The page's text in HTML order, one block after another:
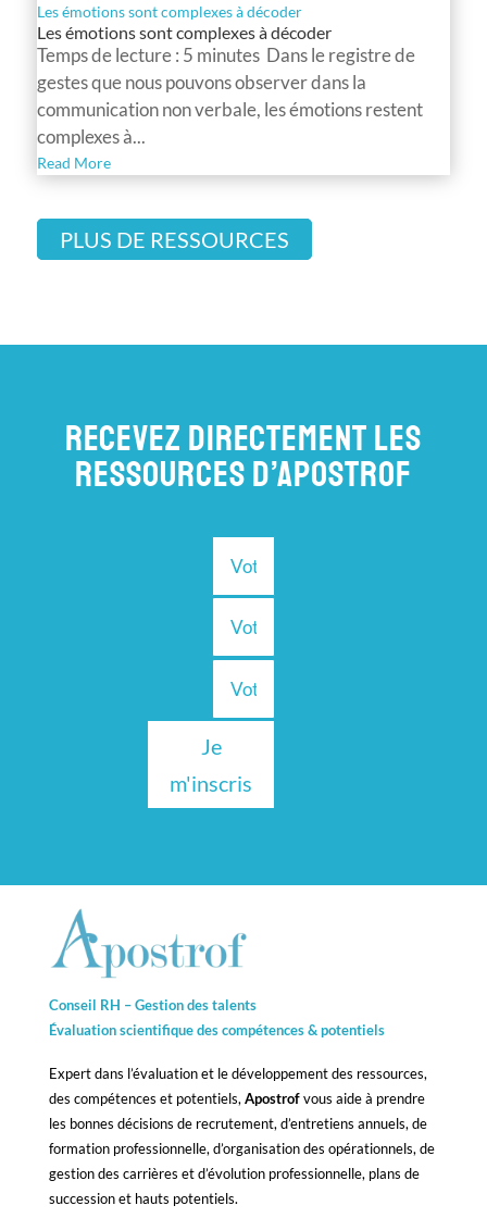
Les émotions sont complexes à décoder
Les émotions sont complexes à décoder
Temps de lecture : 5 minutes Dans le registre de
gestes que nous pouvons observer dans la
communication non verbale, les émotions restent
complexes à...
Read More
PLUS DE RESSOURCES
RECEVEZ DIRECTEMENT LES
RESSOURCES D’APOSTROF
Je
m'inscris
Conseil RH – Gestion des talents
Évaluation scientifique des compétences &potentiels
Expert dans l’évaluation et le développement des ressources,
des compétences et potentiels, Apostrofvous aide à prendre
les bonnes décisions de recrutement, d’entretiens annuels, de
formation professionnelle, d’organisation des opérationnels, de
gestion des carrières et d’évolution professionnelle, plans de
succession et hauts potentiels.